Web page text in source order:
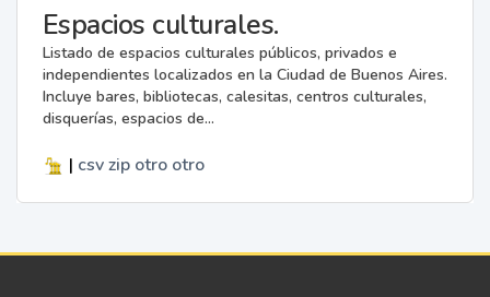
Espacios culturales.
Listado de espacios culturales públicos, privados e
independientes localizados en la Ciudad de Buenos Aires.
Incluye bares, bibliotecas, calesitas, centros culturales,
disquerías, espacios de...
| csv zip otro otro